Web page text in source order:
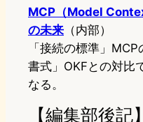
MCP（Model
の未来 （内部）
「接続の標準」
書式」OKFとの対比
なる。
【編集部後記】